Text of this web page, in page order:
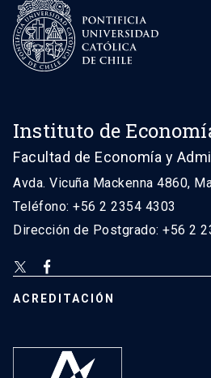
Instituto de
Facultad de Economía y
Avda. Vicuña Mackenna 4860,
Teléfono: +56 2 2354 4303
Dirección de Postgrado: +56 2
ACREDITACIÓN